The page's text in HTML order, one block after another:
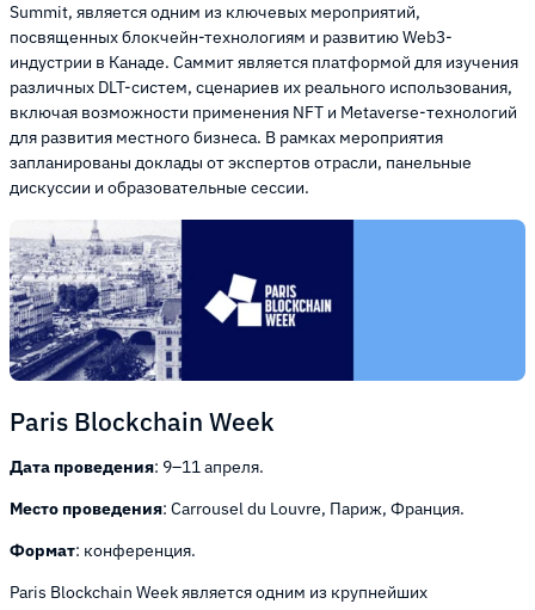
Summit, является одним из ключевых мероприятий,
посвященных блокчейн-технологиям и развитию Web3-
индустрии в Канаде. Саммит является платформой для изучения
различных DLT-систем, сценариев их реального использования,
включая возможности применения NFT и Metaverse-технологий
для развития местного бизнеса. В рамках мероприятия
запланированы доклады от экспертов отрасли, панельные
дискуссии и образовательные сессии.
Paris Blockchain Week
Дата проведения: 9–11 апреля.
Место проведения: Carrousel du Louvre, Париж, Франция.
Формат: конференция.
Paris Blockchain Week является одним из крупнейших